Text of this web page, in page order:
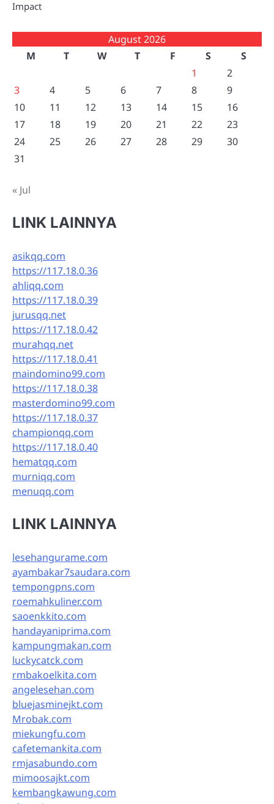
Impact
August 2026
M
T W T F S
S
1
2
3
4 5 6 7 8
9
10
11 12 13 14 15
16
17
18 19 20 21 22
23
24
25 26 27 28 29
30
31
« Jul
LINK LAINNYA
asikqq.com
https://117.18.0.36
ahliqq.com
https://117.18.0.39
jurusqq.net
https://117.18.0.42
murahqq.net
https://117.18.0.41
maindomino99.com
https://117.18.0.38
masterdomino99.com
https://117.18.0.37
championqq.com
https://117.18.0.40
hematqq.com
murniqq.com
menuqq.com
LINK LAINNYA
lesehangurame.com
ayambakar7saudara.com
tempongpns.com
roemahkuliner.com
saoenkkito.com
handayaniprima.com
kampungmakan.com
luckycatck.com
rmbakoelkita.com
angelesehan.com
bluejasminejkt.com
Mrobak.com
miekungfu.com
cafetemankita.com
rmjasabundo.com
mimoosajkt.com
kembangkawung.com